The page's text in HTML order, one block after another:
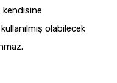
kendisine
olabilecek